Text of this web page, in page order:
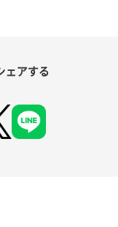
ェアする